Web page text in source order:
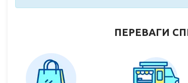
ПЕРЕВАГИ